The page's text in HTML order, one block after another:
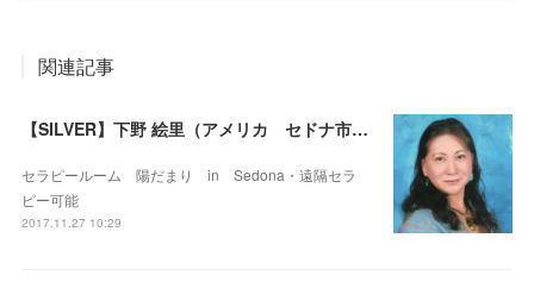
関連記事
【SILVER】下野 絵里（アメリカ セドナ市・遠隔セラピー可）
セラピールーム 陽だまり in Sedona・遠隔セラ
ピー可能
2017.11.27 10:29